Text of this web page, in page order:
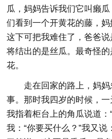
瓜，妈妈告诉我们它叫癞
们看到一个开黄花的藤，
这下可把我难住了，爸爸
将结出的是丝瓜。最奇怪
花。
走在回家的路上，妈
事。那时我四岁的时候，
我指着柜台上的角瓜说道
我：“你要买什么？”我又说